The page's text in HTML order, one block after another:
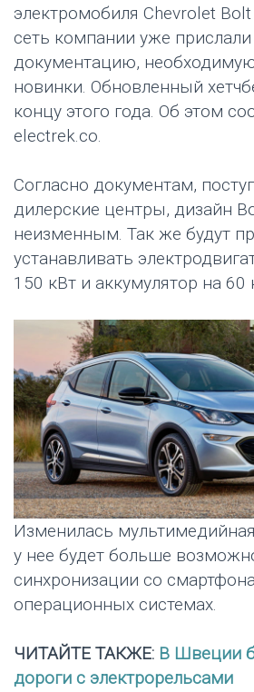
электромобиля Chevrolet
сеть компании уже прислали
документацию,
новинки. Обновленный
концу этого года. Об этом
electrek.co.
Согласно документам,
дилерские центры, дизайн
неизменным. Так же будут
устанавливать
150 кВт и аккумулятор на 60
Изменилась
у нее будет больше
синхронизации со
операционных системах.
ЧИТАЙТЕ ТАКЖЕ: В Швеции
дороги с электрорельсами